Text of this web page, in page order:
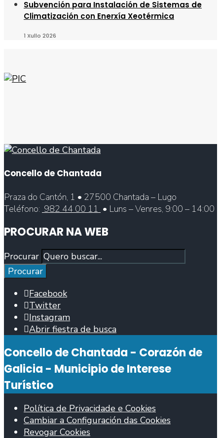
Subvención para Instalación de Sistemas de
Climatización con Enerxía Xeotérmica
1 Xullo 2026
Concello de Chantada
Praza do Cantón, 1 • 27500 Chantada – Lugo
Teléfono: 982 44 00 11 • Luns – Venres, 9:00 – 14:00
PROCURAR NA WEB
Procurar
Procurar
Facebook
Twitter
Instagram
Abrir fiestra de busca
Concello de Chantada - Corazón de
Galicia - Municipio de Interese
Turístico
Política de Privacidade e Cookies
Cambiar a Configuración das Cookies
Revogar Cookies